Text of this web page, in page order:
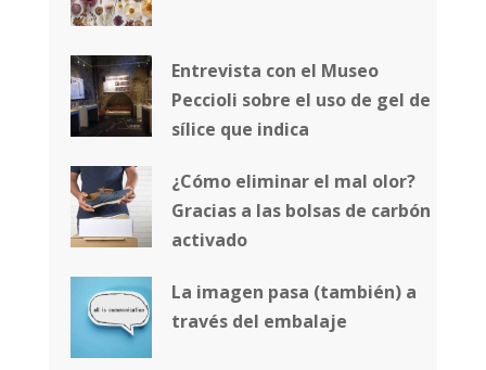
Entrevista con el Museo
Peccioli sobre el uso de gel de
sílice que indica
¿Cómo eliminar el mal olor?
Gracias a las bolsas de carbón
activado
La imagen pasa (también) a
través del embalaje